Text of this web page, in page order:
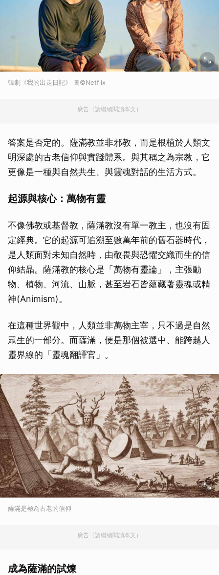
韓劇《我的出走日記》 圖©Netflix
廣告（請繼續閱讀本文）
答案是否定的。薩滿教並非邪教，而是根植於人類文
明深處的古老信仰與實踐體系。與其稱之為宗教，它
更像是一種與自然共生、與靈魂對話的生活方式。
起源與核心：萬物有靈
不像佛教或基督教，薩滿教沒有單一教主，也沒有固
定經典。它的起源可追溯至數萬年前的舊石器時代，
是人類面對未知自然時，由敬畏與恐懼交織而生的信
仰結晶。薩滿教的核心是「萬物有靈論」，主張動
物、植物、河流、山脈，甚至岩石皆蘊藏著靈魂或精
神(Animism)。
在這種世界觀中，人類並非萬物主宰，只不過是自然
眾生的一部分。而薩滿，便是那個被選中、能跨越人
靈界線的「靈魂翻譯官」。
薩滿是極為古老的信仰
廣告（請繼續閱讀本文）
成為薩滿的試煉